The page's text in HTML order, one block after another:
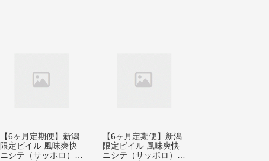
【6ヶ月定期便】新潟
限定ビイル 風味爽快
ニシテ（サッポロ） 5
【6ヶ月定期便】新潟
限定ビイル 風味爽快
ニシテ（サッポロ） 3